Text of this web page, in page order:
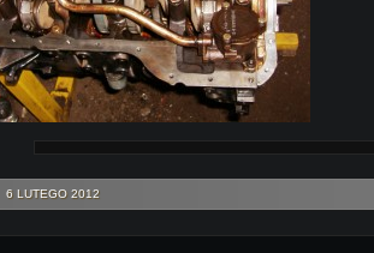
6 LUTEGO 2012